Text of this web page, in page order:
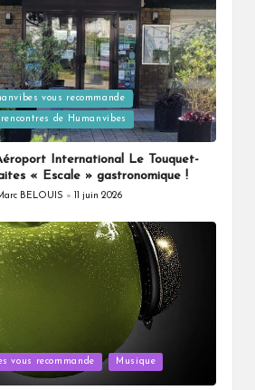
vous recommande
rencontres de Humanvibes
International Le Touquet-
« Escale » gastronomique !
BELOUIS 11 juin 2026
vous recommande Musique